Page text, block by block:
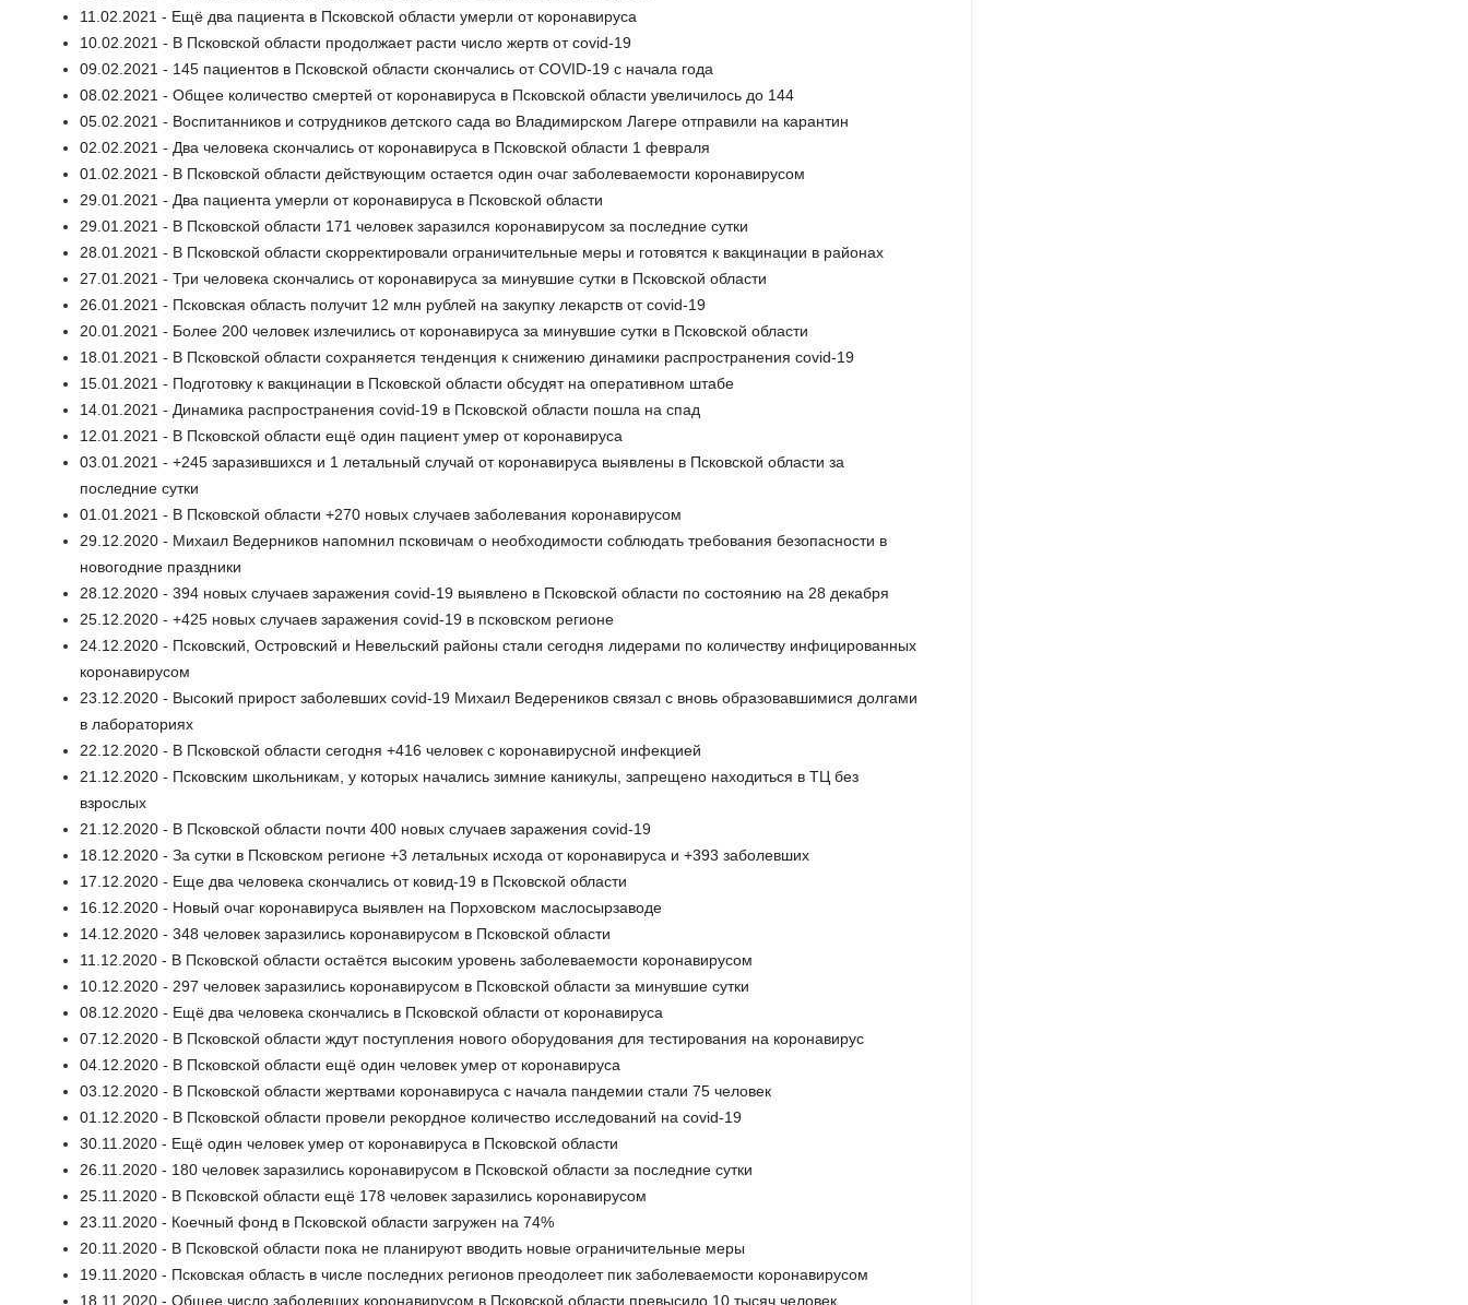
11.02.2021 - Ещё два пациента в Псковской области умерли от коронавируса
10.02.2021 - В Псковской области продолжает расти число жертв от covid-19
09.02.2021 - 145 пациентов в Псковской области скончались от COVID-19 c начала года
08.02.2021 - Общее количество смертей от коронавируса в Псковской области увеличилось до 144
05.02.2021 - Воспитанников и сотрудников детского сада во Владимирском Лагере отправили на карантин
02.02.2021 - Два человека скончались от коронавируса в Псковской области 1 февраля
01.02.2021 - В Псковской области действующим остается один очаг заболеваемости коронавирусом
29.01.2021 - Два пациента умерли от коронавируса в Псковской области
29.01.2021 - В Псковской области 171 человек заразился коронавирусом за последние сутки
28.01.2021 - В Псковской области скорректировали ограничительные меры и готовятся к вакцинации в районах
27.01.2021 - Три человека скончались от коронавируса за минувшие сутки в Псковской области
26.01.2021 - Псковская область получит 12 млн рублей на закупку лекарств от covid-19
20.01.2021 - Более 200 человек излечились от коронавируса за минувшие сутки в Псковской области
18.01.2021 - В Псковской области сохраняется тенденция к снижению динамики распространения covid-19
15.01.2021 - Подготовку к вакцинации в Псковской области обсудят на оперативном штабе
14.01.2021 - Динамика распространения covid-19 в Псковской области пошла на спад
12.01.2021 - В Псковской области ещё один пациент умер от коронавируса
03.01.2021 - +245 заразившихся и 1 летальный случай от коронавируса выявлены в Псковской области за
последние сутки
01.01.2021 - В Псковской области +270 новых случаев заболевания коронавирусом
29.12.2020 - Михаил Ведерников напомнил псковичам о необходимости соблюдать требования безопасности в
новогодние праздники
28.12.2020 - 394 новых случаев заражения covid-19 выявлено в Псковской области по состоянию на 28 декабря
25.12.2020 - +425 новых случаев заражения covid-19 в псковском регионе
24.12.2020 - Псковский, Островский и Невельский районы стали сегодня лидерами по количеству инфицированных
коронавирусом
23.12.2020 - Высокий прирост заболевших covid-19 Михаил Ведереников связал с вновь образовавшимися долгами
в лабораториях
22.12.2020 - В Псковской области сегодня +416 человек с коронавирусной инфекцией
21.12.2020 - Псковским школьникам, у которых начались зимние каникулы, запрещено находиться в ТЦ без
взрослых
21.12.2020 - В Псковской области почти 400 новых случаев заражения covid-19
18.12.2020 - За сутки в Псковском регионе +3 летальных исхода от коронавируса и +393 заболевших
17.12.2020 - Еще два человека скончались от ковид-19 в Псковской области
16.12.2020 - Новый очаг коронавируса выявлен на Порховском маслосырзаводе
14.12.2020 - 348 человек заразились коронавирусом в Псковской области
11.12.2020 - В Псковской области остаётся высоким уровень заболеваемости коронавирусом
10.12.2020 - 297 человек заразились коронавирусом в Псковской области за минувшие сутки
08.12.2020 - Ещё два человека скончались в Псковской области от коронавируса
07.12.2020 - В Псковской области ждут поступления нового оборудования для тестирования на коронавирус
04.12.2020 - В Псковской области ещё один человек умер от коронавируса
03.12.2020 - В Псковской области жертвами коронавируса с начала пандемии стали 75 человек
01.12.2020 - В Псковской области провели рекордное количество исследований на covid-19
30.11.2020 - Ещё один человек умер от коронавируса в Псковской области
26.11.2020 - 180 человек заразились коронавирусом в Псковской области за последние сутки
25.11.2020 - В Псковской области ещё 178 человек заразились коронавирусом
23.11.2020 - Коечный фонд в Псковской области загружен на 74%
20.11.2020 - В Псковской области пока не планируют вводить новые ограничительные меры
19.11.2020 - Псковская область в числе последних регионов преодолеет пик заболеваемости коронавирусом
18.11.2020 - Общее число заболевших коронавирусом в Псковской области превысило 10 тысяч человек